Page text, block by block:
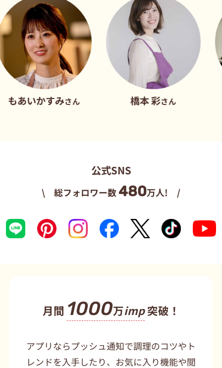
みさん さん
公式SNS
\ 総フォロワー数480万人! /
月間 1000万imp突破！
アプリならプッシュ通知で調理のコツやト
レンドを入手したり、お気に入り機能や閲